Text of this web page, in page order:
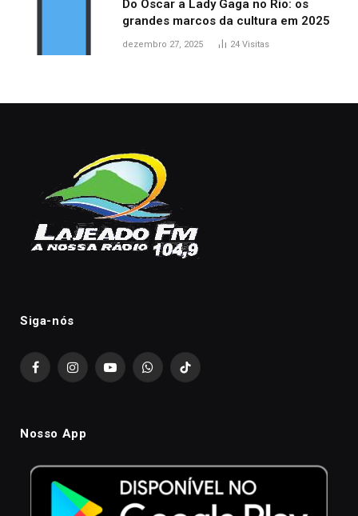
Do Oscar a Lady Gaga no Rio: os
grandes marcos da cultura em 2025
dezembro 27, 2025 24 Visitas
Siga-nós
FacebookInstagramYouTubeWhatsAppTikTok
Nosso App